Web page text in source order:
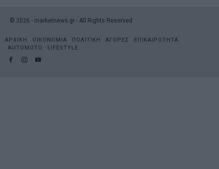
© 2026 - marketnews.gr - All Rights Reserved
ΑΡΧΙΚΗ ΟΙΚΟΝΟΜΙΑ ΠΟΛΙΤΙΚΗ ΑΓΟΡΕΣ
ΕΠΙΚΑΙΡΟΤΗΤΑ
AUTOMOTO
LIFESTYLE